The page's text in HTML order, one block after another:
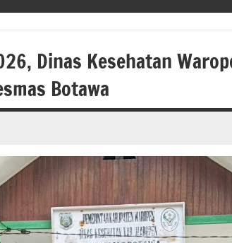
Dinas Kesehatan
Botawa